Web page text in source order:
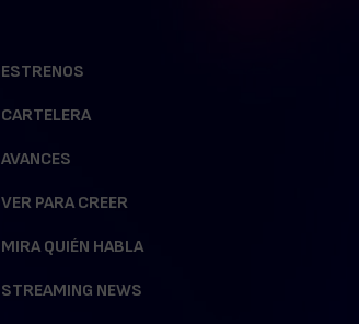
ESTRENOS
CARTELERA
AVANCES
VER PARA CREER
MIRA QUIÉN HABLA
STREAMING NEWS